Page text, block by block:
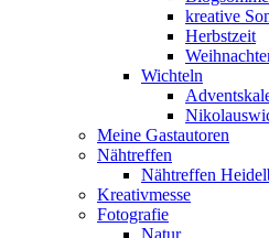
kreative
Herbstzeit
Wichteln
Meine Gastautoren
Nähtreffen
Nähtreffen
Kreativmesse
Fotografie
Natur